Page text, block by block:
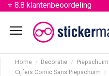
⭐ 8.8 klantenbeoordeling
menu
Home Decoratie Piepschuim
Cijfers Comic Sans Piepschuim